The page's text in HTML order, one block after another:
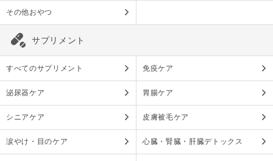
その他おやつ
サプリメント
すべてのサプリメント 免疫ケア
泌尿器ケア 胃腸ケア
シニアケア 皮膚被毛ケア
涙やけ・目のケア 心臓・腎臓・肝臓デトックス